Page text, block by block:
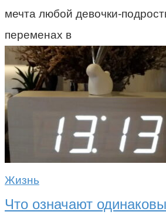
мечта любой девочки-
переменах в
Жизнь
Что означают